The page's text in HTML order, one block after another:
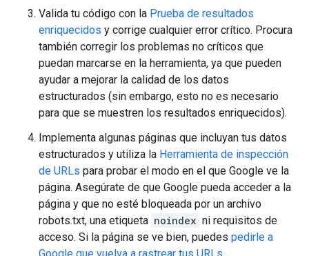
Valida tu código con la Prueba de resultados
enriquecidos y corrige cualquier error crítico. Procura
también corregir los problemas no críticos que
puedan marcarse en la herramienta, ya que pueden
ayudar a mejorar la calidad de los datos
estructurados (sin embargo, esto no es necesario
para que se muestren los resultados enriquecidos).
Implementa algunas páginas que incluyan tus datos
estructurados y utiliza la Herramienta de inspección
de URLs para probar el modo en el que Google ve la
página. Asegúrate de que Google pueda acceder a la
página y que no esté bloqueada por un archivo
robots.txt, una etiqueta noindex ni requisitos de
acceso. Si la página se ve bien, puedes pedirle a